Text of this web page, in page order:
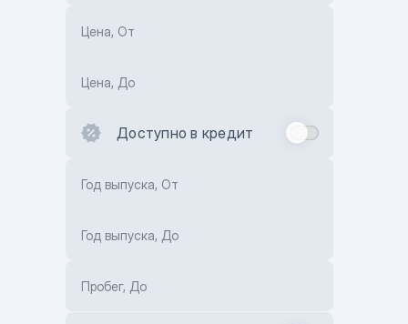
Цена, От
Цена, До
Доступно в кредит
Год выпуска, От
Год выпуска, До
Пробег, До